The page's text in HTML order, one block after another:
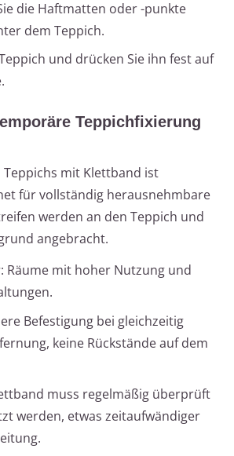
die Haftmatten oder -punkte
dem Teppich.
und drücken Sie ihn fest auf
Teppichfixierung
Teppichs mit Klettband ist
für vollständig herausnehmbare
werden an den Teppich und
angebracht.
: Räume mit hoher Nutzung und
Befestigung bei gleichzeitig
keine Rückstände auf dem
muss regelmäßig überprüft
werden, etwas zeitaufwändiger